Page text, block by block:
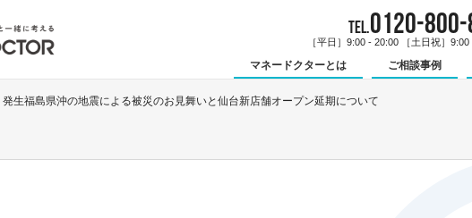
TEL. 0120-
［平日］9:00 - 20:00 ［土日祝］
マネードクターとは ご相談事例
生福島県沖の地震による被災のお見舞いと仙台新店舗オープン延期について